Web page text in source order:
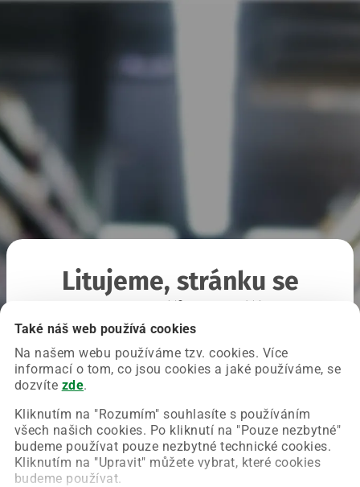
Také náš web používá cookies
Na našem webu používáme tzv. cookies. Více
informací o tom, co jsou cookies a jaké používáme, se
dozvíte zde.
Kliknutím na "Rozumím" souhlasíte s používáním
všech našich cookies. Po kliknutí na "Pouze nezbytné"
budeme používat pouze nezbytné technické cookies.
Kliknutím na "Upravit" můžete vybrat, které cookies
budeme používat.
Litujeme, stránku se
Chyba nastala na naší straně a už ji opravujeme.
Zkuste prosím znovu načíst požadovanou stránku.
Obnovit stránku Úvodní strana